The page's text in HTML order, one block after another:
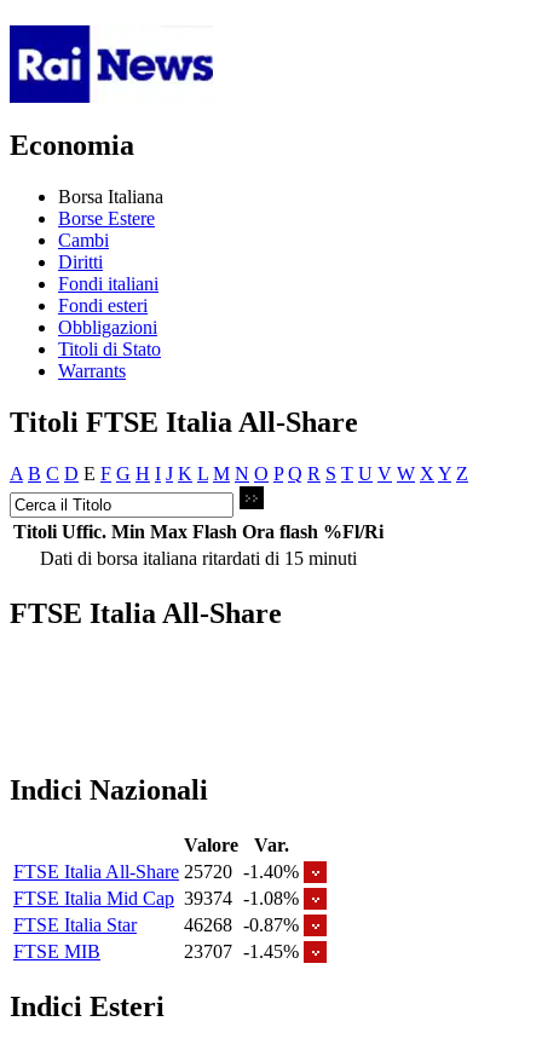
Economia
Borsa Italiana
Borse Estere
Cambi
Diritti
Fondi italiani
Fondi esteri
Obbligazioni
Titoli di Stato
Warrants
Titoli FTSE Italia All-Share
A B C D E F G H I J K L M N O P Q R S T U V W X Y Z
Titoli Uffic. Min Max Flash Ora flash %Fl/Ri
Dati di borsa italiana ritardati di 15 minuti
FTSE Italia All-Share
Indici Nazionali
Valore
Var.
FTSE Italia All-Share 25720 -1.40%
FTSE Italia Mid Cap 39374 -1.08%
FTSE Italia Star
46268 -0.87%
FTSE MIB
23707 -1.45%
Indici Esteri